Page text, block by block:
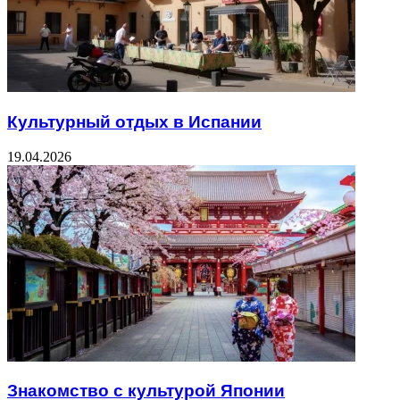
Культурный отдых в Испании
19.04.2026
Знакомство с культурой Японии